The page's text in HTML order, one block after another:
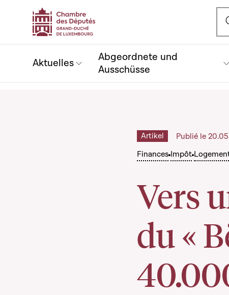
Aktuelles
Abgeordnete und
Ausschüsse
Finances Impôt
Vers
du «
Artikel Publié le